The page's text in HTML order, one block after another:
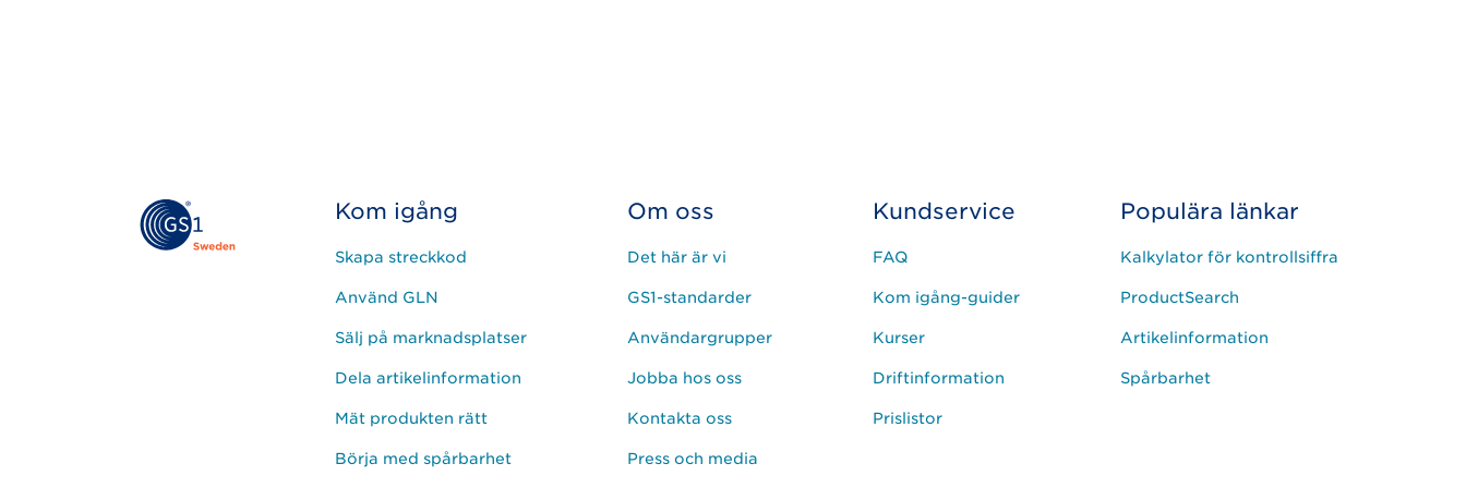
Kom igång
Skapa streckkod
Använd GLN
Sälj på marknadsplatser
Dela artikelinformation
Mät produkten rätt
Börja med spårbarhet
Om oss
Det här är vi
GS1-standarder
Användargrupper
Jobba hos oss
Kontakta oss
Press och media
Kundservice
FAQ
Kom igång-guider
Kurser
Driftinformation
Prislistor
Populära länkar
Kalkylator för kontrollsiffra
ProductSearch
Artikelinformation
Spårbarhet